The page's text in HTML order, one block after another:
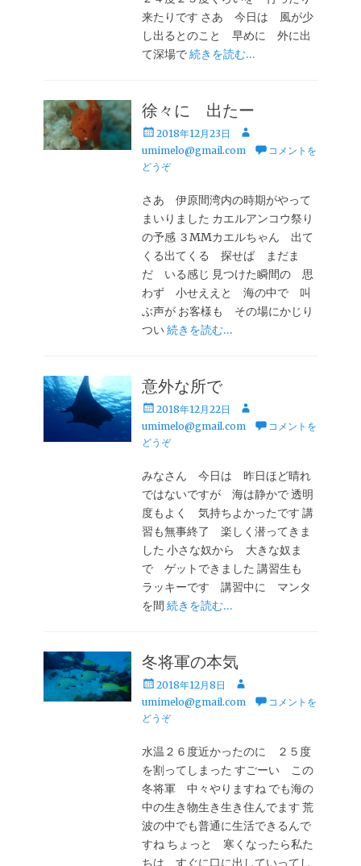
来たりです さあ 今日は 風が少
し出るとのこと 早めに 外に出
て深場で続きを読む…
徐々に 出たー
投
稿
日
2018年12月23日
投
稿
umimelo@gmail.com
コメントを
どうぞ
さあ 伊原間湾内の時期がやって
まいりました カエルアンコウ祭り
の予感 ３MMカエルちゃん 出て
くる出てくる 探せば まだま
だ いる感じ 見つけた瞬間の 思
わず 小せええと 海の中で 叫
ぶ声が お客様も その場にかじり
つい続きを読む…
意外な所で
投
稿
日
2018年12月22日
投
稿
umimelo@gmail.com
コメントを
どうぞ
みなさん 今日は 昨日ほど晴れ
ではないですが 海は静かで 透明
度もよく 気持ちよかったです 講
習も無事終了 楽しく潜ってきま
した 小さな奴から 大きな奴ま
で ゲットできました 講習生も
ラッキーです 講習中に マンタ
を間続きを読む…
冬将軍の本気
投
稿
日
2018年12月8日
投
稿
umimelo@gmail.com
コメントを
どうぞ
水温２６度近かったのに ２５度
を割ってしまった すごーい この
冬将軍 中々やりますね でも海の
中の生き物生き生き住んでます 荒
波の中でも普通に生活できるんで
すね ちょっと 寒くなったら私た
ちは すぐに口に出していってし